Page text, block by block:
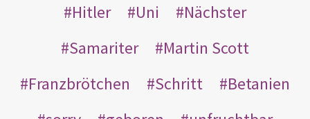
Hitler
Uni
Nächster
Samariter
Martin Scott
Franzbrötchen
Schritt
Betanien